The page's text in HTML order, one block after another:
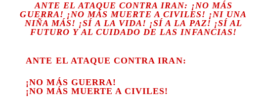
ANTE EL ATAQUE CONTRA IRAN: ¡NO MÁS
GUERRA! ¡NO MÁS MUERTE A CIVILES! ¡NI UNA
NIÑA MÁS! ¡SÍ A LA VIDA! ¡SÍ A LA PAZ! ¡SÍ AL
FUTURO Y AL CUIDADO DE LAS INFANCIAS!
ANTE EL ATAQUE CONTRA IRAN:
¡NO MÁS GUERRA!
¡NO MÁS MUERTE A CIVILES!